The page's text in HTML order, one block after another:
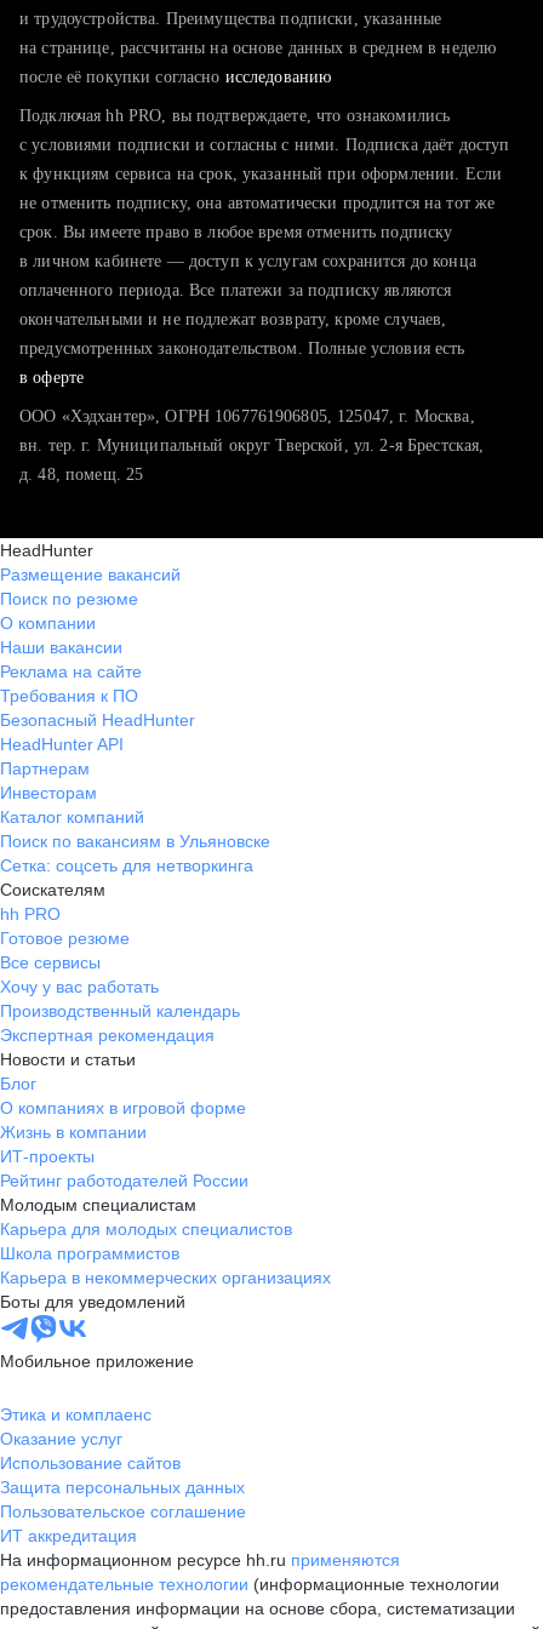
тратите много времени на поиск и вручную поднимаете
хотите сравнить себя с конкурентами и оценить шансы
и трудоустройства. Преимущества подписки, указанные
на странице, рассчитаны на основе данных в среднем в неделю
после её покупки согласно исследованию
Подключая hh PRO, вы подтверждаете, что ознакомились
с условиями подписки и согласны с ними. Подписка даёт доступ
к функциям сервиса на срок, указанный при оформлении. Если
не отменить подписку, она автоматически продлится на тот же
срок. Вы имеете право в любое время отменить подписку
в личном кабинете — доступ к услугам сохранится до конца
оплаченного периода. Все платежи за подписку являются
окончательными и не подлежат возврату, кроме случаев,
предусмотренных законодательством. Полные условия есть
в оферте
ООО «Хэдхантер», ОГРН 1067761906805, 125047, г. Москва,
вн. тер. г. Муниципальный округ Тверской, ул. 2-я Брестская,
д. 48, помещ. 25
HeadHunter
Размещение вакансий
Поиск по резюме
О компании
Наши вакансии
Реклама на сайте
Требования к ПО
Безопасный HeadHunter
HeadHunter API
Партнерам
Инвесторам
Каталог компаний
Поиск по вакансиям в Ульяновске
Сетка: соцсеть для нетворкинга
Соискателям
hh PRO
Готовое резюме
Все сервисы
Хочу у вас работать
Производственный календарь
Экспертная рекомендация
Новости и статьи
Блог
О компаниях в игровой форме
Жизнь в компании
ИТ-проекты
Рейтинг работодателей России
Молодым специалистам
Карьера для молодых специалистов
Школа программистов
Карьера в некоммерческих организациях
Боты для уведомлений
Мобильное приложение
Этика и комплаенс
Оказание услуг
Использование сайтов
Защита персональных данных
Пользовательское соглашение
ИТ аккредитация
На информационном ресурсе hh.ru применяются
рекомендательные технологии (информационные технологии
предоставления информации на основе сбора, систематизации